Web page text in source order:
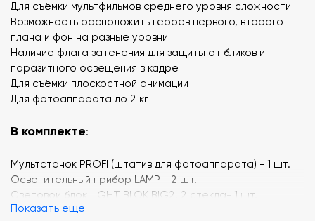
Для съёмки мультфильмов среднего уровня сложности
Возможность расположить героев первого, второго
плана и фон на разные уровни
Наличие флага затенения для защиты от бликов и
паразитного освещения в кадре
Для съёмки плоскостной анимации
Для фотоаппарата до 2 кг
В комплекте:
Мультстанок PROFI (штатив для фотоаппарата) - 1 шт.
Осветительный прибор LAMP - 2 шт.
Световой блок LIGHT BLOK BIG2, 2 стекла- 1 шт.
Флаг затенения FLAG - 1 шт.
Показать еще